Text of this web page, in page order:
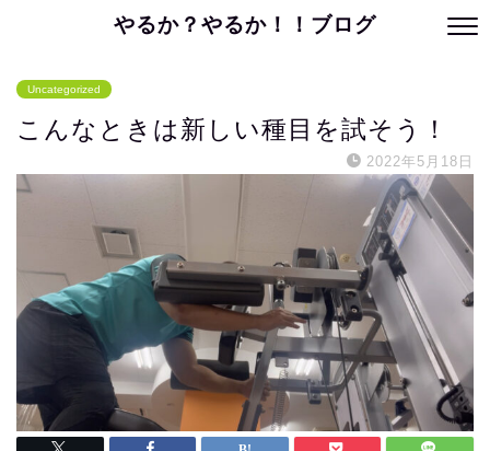
やるか？やるか！！ブログ
Uncategorized
こんなときは新しい種目を試そう！
2022年5月18日